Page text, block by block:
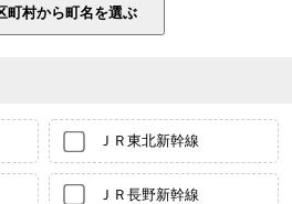
ＪＲ東北新幹線
ＪＲ長野新幹線